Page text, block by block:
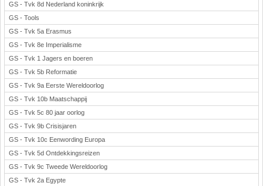
GS - Tvk 8d Nederland koninkrijk
GS - Tools
GS - Tvk 5a Erasmus
GS - Tvk 8e Imperialisme
GS - Tvk 1 Jagers en boeren
GS - Tvk 5b Reformatie
GS - Tvk 9a Eerste Wereldoorlog
GS - Tvk 10b Maatschappij
GS - Tvk 5c 80 jaar oorlog
GS - Tvk 9b Crisisjaren
GS - Tvk 10c Eenwording Europa
GS - Tvk 5d Ontdekkingsreizen
GS - Tvk 9c Tweede Wereldoorlog
GS - Tvk 2a Egypte